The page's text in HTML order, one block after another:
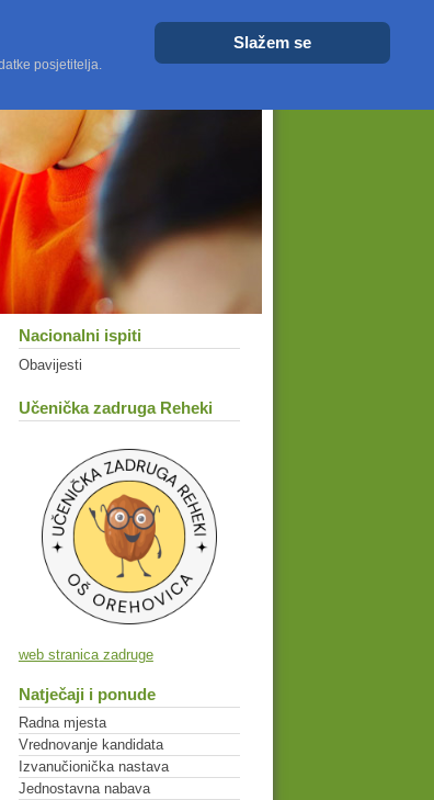
Resetiraj Manje
Nacionalni ispiti
Obavijesti
Učenička zadruga Reheki
web stranica zadruge
Natječaji i ponude
Radna mjesta
Vrednovanje kandidata
Izvanučionička nastava
Jednostavna nabava
posjetitelja.
Slažem se